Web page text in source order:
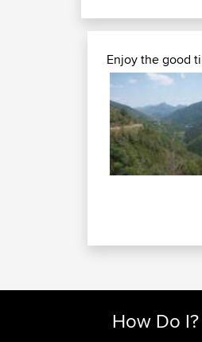
Enjoy the good
How Do I?